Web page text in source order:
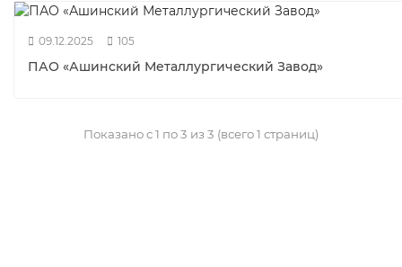
09.12.2025 105
ПАО «Ашинский Металлургический Завод»
Показано с 1 по 3 из 3 (всего 1 страниц)